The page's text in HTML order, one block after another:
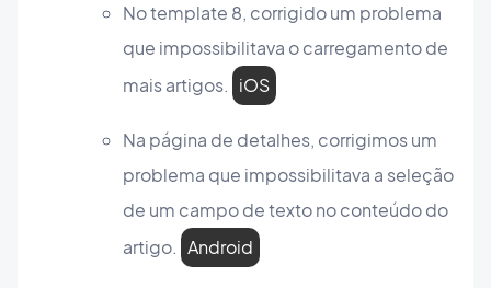
No template 8, corrigido um problema
que impossibilitava o carregamento de
mais artigos. iOS
Na página de detalhes, corrigimos um
problema que impossibilitava a seleção
de um campo de texto no conteúdo do
artigo. Android